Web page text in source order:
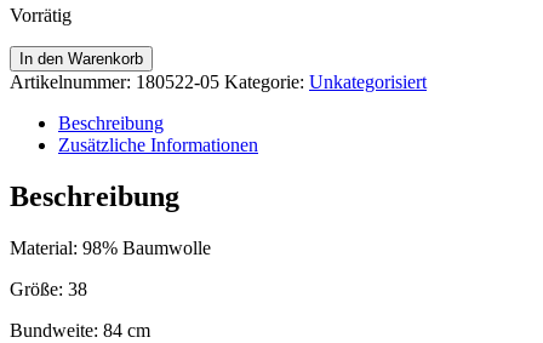
Vorrätig
3/4
Hose
M&S
Menge
In den Warenkorb
Artikelnummer: 180522-05 Kategorie: Unkategorisiert
Beschreibung
Zusätzliche Informationen
Beschreibung
Material: 98% Baumwolle
Größe: 38
Bundweite: 84 cm